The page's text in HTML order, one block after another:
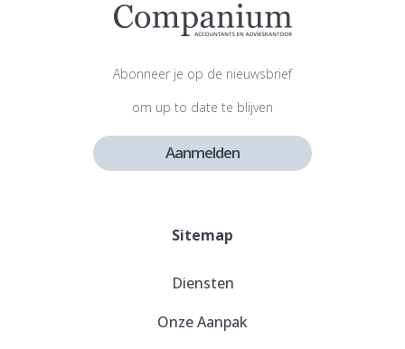
Abonneer je op de nieuwsbrief
om up to date te blijven
Aanmelden
Sitemap
Diensten
Onze Aanpak